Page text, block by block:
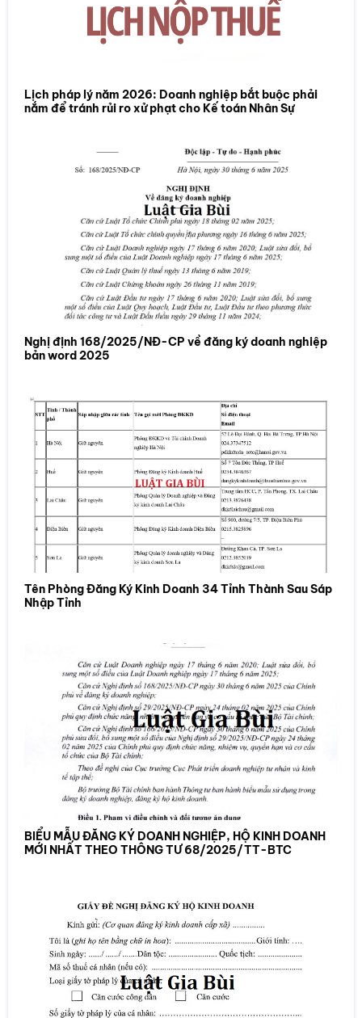
Lịch pháp lý năm 2026: Doanh nghiệp bắt buộc phải
nắm để tránh rủi ro xử phạt cho Kế toán Nhân Sự
Nghị định 168/2025/NĐ-CP về đăng ký doanh nghiệp
bản word 2025
Tên Phòng Đăng Ký Kinh Doanh 34 Tỉnh Thành Sau Sáp
Nhập Tỉnh
BIỂU MẪU ĐĂNG KÝ DOANH NGHIỆP, HỘ KINH DOANH
MỚI NHẤT THEO THÔNG TƯ 68/2025/TT-BTC